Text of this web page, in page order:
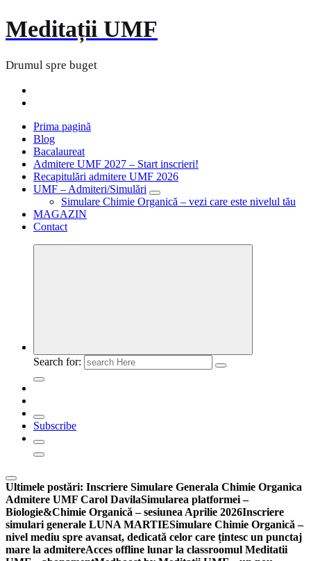
Meditații UMF
Drumul spre buget
Prima pagină
Blog
Bacalaureat
Admitere UMF 2027 – Start inscrieri!
Recapitulări admitere UMF 2026
UMF – Admiteri/Simulări
Simulare Chimie Organică – vezi care este nivelul tău
MAGAZIN
Contact
Search for:
Subscribe
Ultimele postări: Inscriere Simulare Generala Chimie Organica
Admitere UMF Carol DavilaSimularea platformei –
Biologie&Chimie Organică – sesiunea Aprilie 2026Inscriere
simulari generale LUNA MARTIESimulare Chimie Organică –
nivel mediu spre avansat, dedicată celor care țintesc un punctaj
mare la admitereAcces offline lunar la classroomul Meditatii